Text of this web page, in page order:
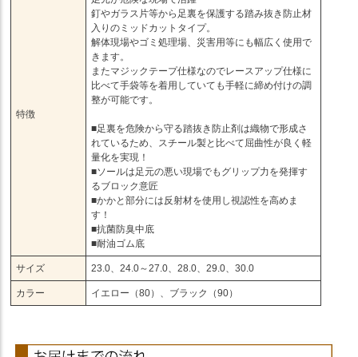
特徴
釘やガラス片等から足裏を保護する踏み抜き防止材
入りのミッドカットタイプ。
解体現場やゴミ処理場、災害用等にも幅広く使用で
きます。
またマジックテープ仕様なのでレースアップ仕様に
比べて手袋等を着用していても手軽に締め付けの調
整が可能です。
■足裏を危険から守る踏抜き防止剤は織物で形成さ
れているため、スチール製と比べて屈曲性が良く軽
量化を実現！
■ソールは足元の悪い現場でもグリップ力を発揮す
るブロック意匠
■かかと部分には反射材を使用し視認性を高めま
す！
■抗菌防臭中底
■耐油ゴム底
サイズ 23.0、24.0～27.0、28.0、29.0、30.0
カラー イエロー（80）、ブラック（90）